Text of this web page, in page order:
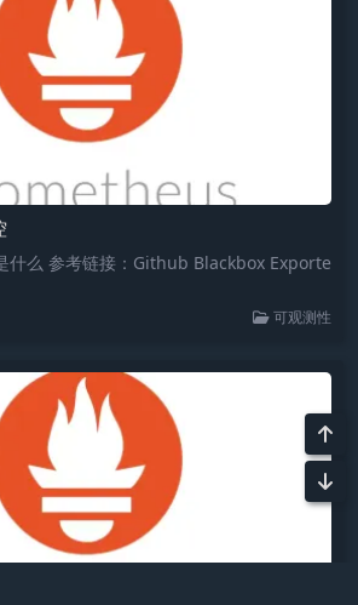
什么 参考链接：Github Blackbox Exporte
可观测性